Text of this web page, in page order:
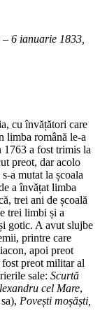
6 ianuarie 1833,
cu învățători care
limba română le-a
1763 a fost trimis la
preot, dar acolo
a mutat la școala
a învățat limba
trei ani de școală
trei limbi și a
gotic. A avut slujbe
printre care
apoi preot
preot militar al
sale: Scurtă
cel Mare,
Povești moșăști,